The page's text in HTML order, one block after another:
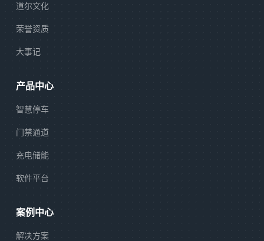
道尔文化
荣誉资质
大事记
产品中心
智慧停车
门禁通道
充电储能
软件平台
案例中心
解决方案